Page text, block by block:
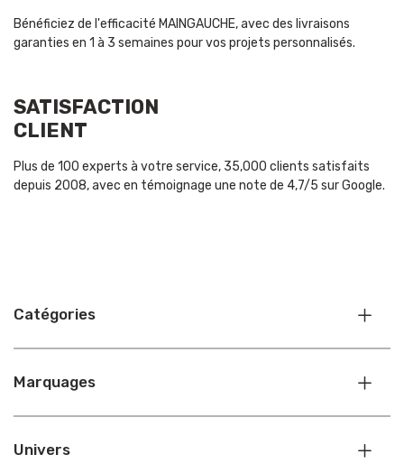
Bénéficiez de l'efficacité MAINGAUCHE, avec des livraisons
garanties en 1 à 3 semaines pour vos projets personnalisés.
SATISFACTION
CLIENT
Plus de 100 experts à votre service, 35,000 clients satisfaits
depuis 2008, avec en témoignage une note de 4,7/5 sur Google.
Catégories
Marquages
Univers